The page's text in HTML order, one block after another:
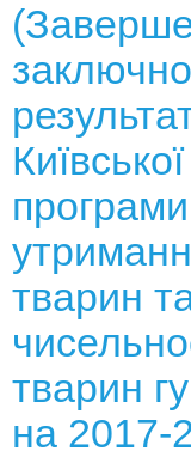
тварин
тварин
на 2017-